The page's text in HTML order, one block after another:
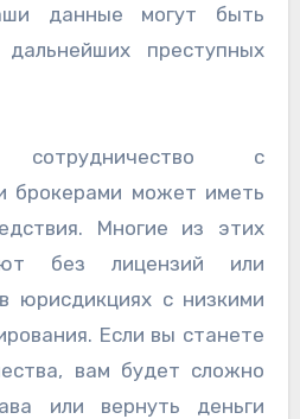
данные могут быть
преступных
с
брокерами может иметь
Многие из этих
без лицензий или
юрисдикциях с низкими
Если вы станете
вам будет сложно
или вернуть деньги